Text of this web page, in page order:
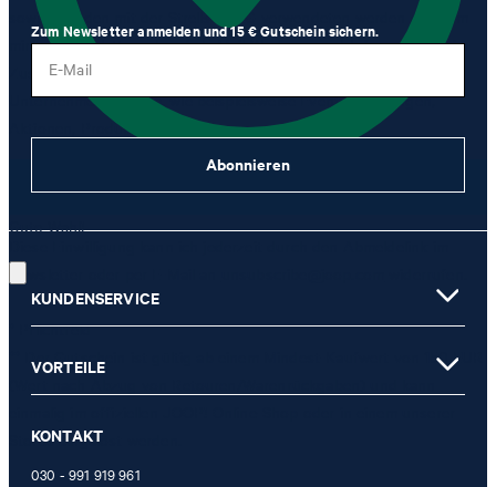
sowie von den mit der Strellson AG verwendeten werden darf, um
mir per Newsletter oder via E-Mail Werbung und Informationen im
Zusammenhang mit Produkten, Angeboten und Leistungen der
Unternehmensgruppe, wie beispielsweise Event-Einladungen,
Aktionen, Produkt-Promotions zuzusenden.
* Pflichtfeld
** Der Gutschein ist gültig ab einem Mindest-Kaufwert von 150 EUR
Stores eingelöst werden.
Gute Wahl!
E-Mail
Zum Newsletter anmelden und 15 € Gutschein sichern.
Abonnieren
KUNDENSERVICE
VORTEILE
KONTAKT
030 - 991 919 961